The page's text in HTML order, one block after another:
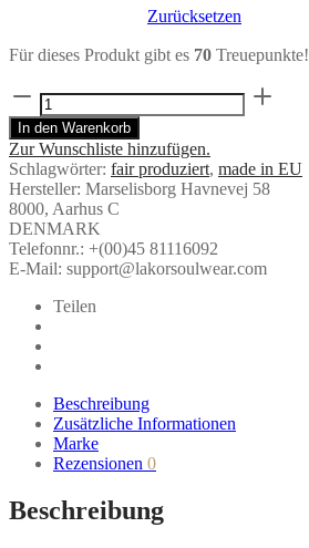
Zurücksetzen
Für dieses Produkt gibt es 70 Treuepunkte!
Sunwaves
Swim
Shorts
von
Lakor
Menge
In den Warenkorb
Zur Wunschliste hinzufügen.
Schlagwörter: fair produziert, made in EU
Hersteller: Marselisborg Havnevej 58
8000, Aarhus C
DENMARK
Telefonnr.: +(00)45 81116092
E-Mail: support@lakorsoulwear.com
Teilen
Beschreibung
Zusätzliche Informationen
Marke
Rezensionen 0
Beschreibung